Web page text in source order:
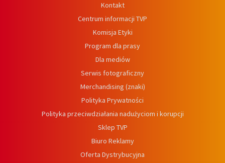
Kontakt
Centrum informacji TVP
Komisja Etyki
Program dla prasy
Dla mediów
Serwis fotograficzny
Merchandising (znaki)
Polityka Prywatności
Polityka przeciwdziałania nadużyciom i korupcji
Sklep TVP
Biuro Reklamy
Oferta Dystrybucyjna